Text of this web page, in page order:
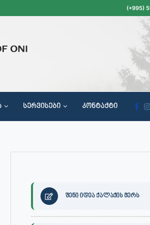
(+995)
ᲡᲔᲠᲕᲘᲡᲔᲑᲘ ᲙᲝᲜᲢᲐᲥᲢᲘ
შენი იდეა ქალაქის მერს